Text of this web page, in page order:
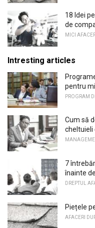
18 Idei
de
MICI
Intresting articles
pentru
PROGRAM
Cum să
cheltuieli
7
înainte
DREPTUL
Piețele
AFACERI